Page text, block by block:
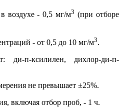
воздухе - 0,5 мг/м3 (при отборе
- от 0,5 до 10 мг/м3.
ди-п-ксилилен, дихлор-ди-п-
не превышает ±25%.
включая отбор проб, - 1 ч.